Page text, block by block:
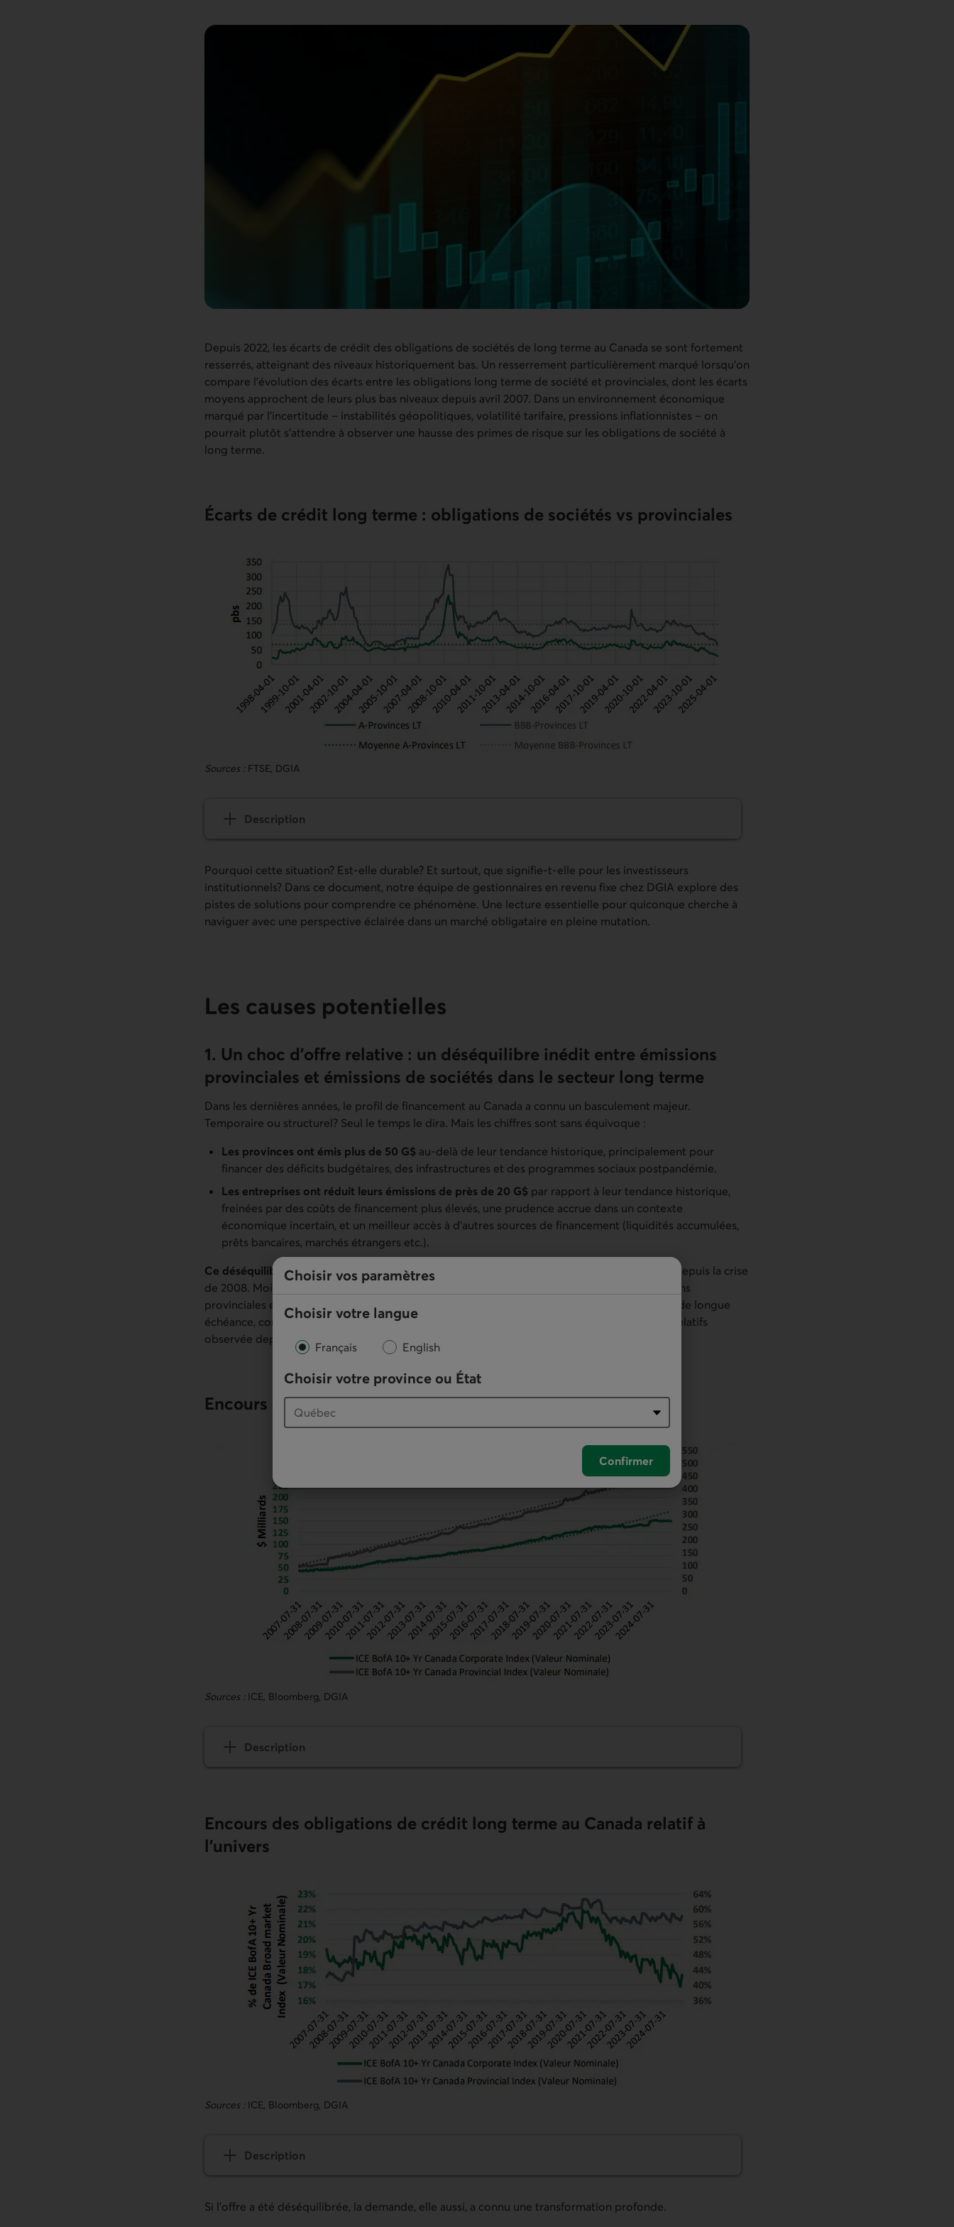
Choisir vos paramètres
Choisir votre langue
Français English
Choisir votre province ou État
Confirmer
Depuis 2022, les écarts de crédit des obligations de sociétés de long terme au Canada se sont fortement
resserrés, atteignant des niveaux historiquement bas. Un resserrement particulièrement marqué lorsqu’on
compare l’évolution des écarts entre les obligations long terme de société et provinciales, dont les écarts
moyens approchent de leurs plus bas niveaux depuis avril 2007. Dans un environnement économique
marqué par l’incertitude – instabilités géopolitiques, volatilité tarifaire, pressions inflationnistes – on
pourrait plutôt s’attendre à observer une hausse des primes de risque sur les obligations de société à
long terme.
Écarts de crédit long terme : obligations de sociétés vs provinciales
Sources :FTSE, DGIA
Description
Pourquoi cette situation? Est-elle durable? Et surtout, que signifie-t-elle pour les investisseurs
institutionnels? Dans ce document, notre équipe de gestionnaires en revenu fixe chez DGIA explore des
pistes de solutions pour comprendre ce phénomène. Une lecture essentielle pour quiconque cherche à
naviguer avec une perspective éclairée dans un marché obligataire en pleine mutation.
Les causes potentielles
1. Un choc d’offre relative : un déséquilibre inédit entre émissions
provinciales et émissions de sociétés dans le secteur long terme
Dans les dernières années, le profil de financement au Canada a connu un basculement majeur.
Temporaire ou structurel? Seul le temps le dira. Mais les chiffres sont sans équivoque :
Les provinces ont émis plus de 50 G$ au-delà de leur tendance historique, principalement pour
financer des déficits budgétaires, des infrastructures et des programmes sociaux postpandémie.
Les entreprises ont réduit leurs émissions de près de 20 G$ par rapport à leur tendance historique,
freinées par des coûts de financement plus élevés, une prudence accrue dans un contexte
économique incertain, et un meilleur accès à d’autres sources de financement (liquidités accumulées,
prêts bancaires, marchés étrangers etc.).
Ce déséquilibre net de 70 G$ dans l’offre relative de titres à long terme est sans précédent depuis la crise
de 2008. Moins d’obligations de sociétés offertes aux investisseurs, et davantage d’obligations
provinciales en circulation : ce déséquilibre crée une rareté relative sur le crédit de sociétés de longue
échéance, contribuant vraisemblablement à la compression historique des écarts de crédit relatifs
observée depuis 2022.
Encours des obligations de crédit long terme au Canada
Sources :ICE, Bloomberg, DGIA
Description
Encours des obligations de crédit long terme au Canada relatif à
l'univers
Sources :ICE, Bloomberg, DGIA
Description
Si l’offre a été déséquilibrée, la demande, elle aussi, a connu une transformation profonde.